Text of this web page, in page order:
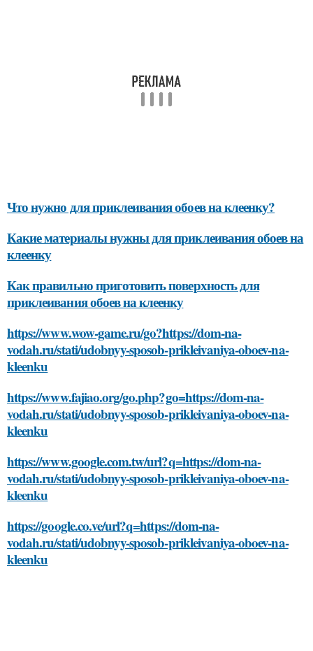
Что нужно для приклеивания обоев на клеенку?
Какие материалы нужны для приклеивания обоев на
клеенку
Как правильно приготовить поверхность для
приклеивания обоев на клеенку
https://www.wow-game.ru/go?https://dom-na-
vodah.ru/stati/udobnyy-sposob-prikleivaniya-oboev-na-
kleenku
https://www.fajiao.org/go.php?go=https://dom-na-
vodah.ru/stati/udobnyy-sposob-prikleivaniya-oboev-na-
kleenku
https://www.google.com.tw/url?q=https://dom-na-
vodah.ru/stati/udobnyy-sposob-prikleivaniya-oboev-na-
kleenku
https://google.co.ve/url?q=https://dom-na-
vodah.ru/stati/udobnyy-sposob-prikleivaniya-oboev-na-
kleenku